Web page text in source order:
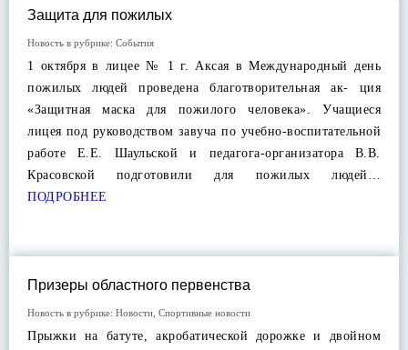
Защита для пожилых
Новость в рубрике: События
1 октября в лицее № 1 г. Аксая в Международный день
пожилых людей проведена благотворительная ак- ция
«Защитная маска для пожилого человека». Учащиеся
лицея под руководством завуча по учебно-воспитательной
работе Е.Е. Шаульской и педагога-организатора В.В.
Красовской подготовили для пожилых людей…
ПОДРОБНЕЕ
Призеры областного первенства
Новость в рубрике: Новости Спортивные новости
Прыжки на батуте, акробатической дорожке и двойном